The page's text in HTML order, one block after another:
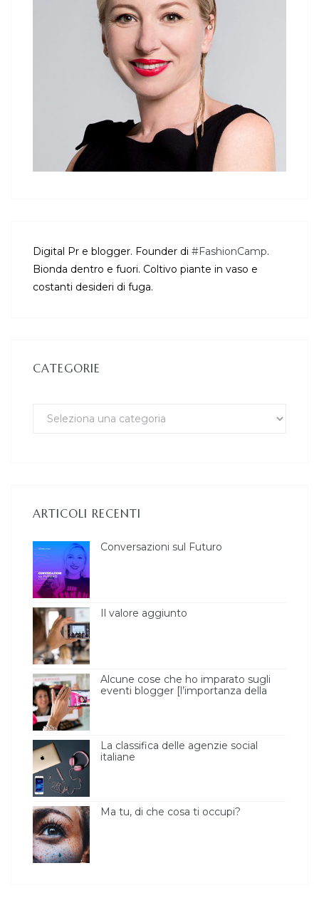
Digital Pr e blogger. Founder di #FashionCamp.
Bionda dentro e fuori. Coltivo piante in vaso e
costanti desideri di fuga.
CATEGORIE
ARTICOLI RECENTI
Conversazioni sul Futuro
Il valore aggiunto
Alcune cose che ho imparato sugli
eventi blogger [l’importanza della
La classifica delle agenzie social
italiane
Ma tu, di che cosa ti occupi?